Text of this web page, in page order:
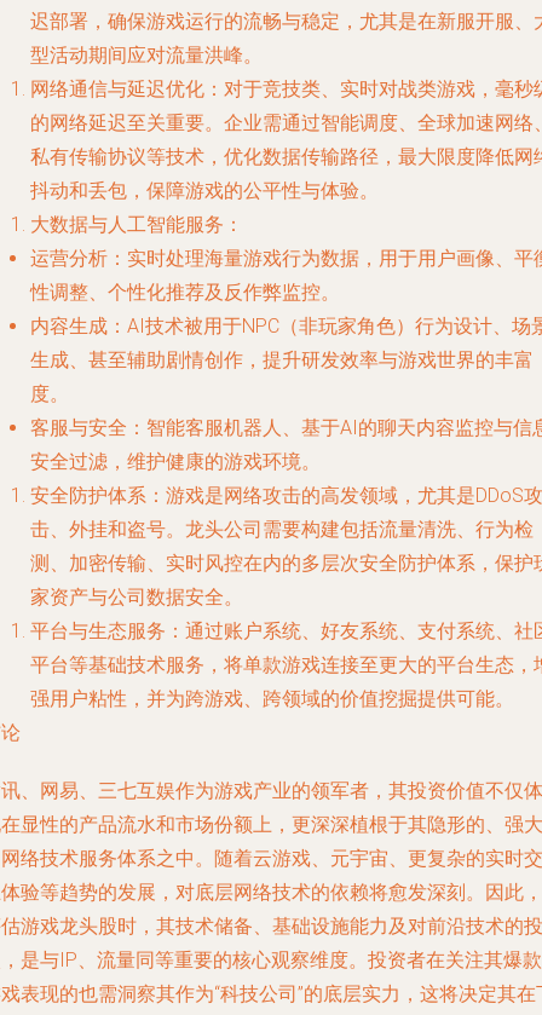
迟部署，确保游戏运行的流畅与稳定，尤其是在新服开服、
型活动期间应对流量洪峰。
网络通信与延迟优化 ：对于竞技类、实时对战类游戏，毫秒
的网络延迟至关重要。企业需通过智能调度、全球加速网络
私有传输协议等技术，优化数据传输路径，最大限度降低网
抖动和丢包，保障游戏的公平性与体验。
大数据与人工智能服务 ：
运营分析 ：实时处理海量游戏行为数据，用于用户画像、平
性调整、个性化推荐及反作弊监控。
内容生成 ：AI技术被用于NPC（非玩家角色）行为设计、场
生成、甚至辅助剧情创作，提升研发效率与游戏世界的丰富
度。
客服与安全 ：智能客服机器人、基于AI的聊天内容监控与信
安全过滤，维护健康的游戏环境。
安全防护体系 ：游戏是网络攻击的高发领域，尤其是DDoS攻
击、外挂和盗号。龙头公司需要构建包括流量清洗、行为检
测、加密传输、实时风控在内的多层次安全防护体系，保护
家资产与公司数据安全。
平台与生态服务 ：通过账户系统、好友系统、支付系统、社
平台等基础技术服务，将单款游戏连接至更大的平台生态，
强用户粘性，并为跨游戏、跨领域的价值挖掘提供可能。
、网易、三七互娱作为游戏产业的领军者，其投资价值不仅体
显性的产品流水和市场份额上，更深深植根于其隐形的、强大
络技术服务体系之中。随着云游戏、元宇宙、更复杂的实时交
验等趋势的发展，对底层网络技术的依赖将愈发深刻。因此，
游戏龙头股时，其技术储备、基础设施能力及对前沿技术的投
是与IP、流量同等重要的核心观察维度。投资者在关注其爆款
表现的也需洞察其作为“科技公司”的底层实力，这将决定其在